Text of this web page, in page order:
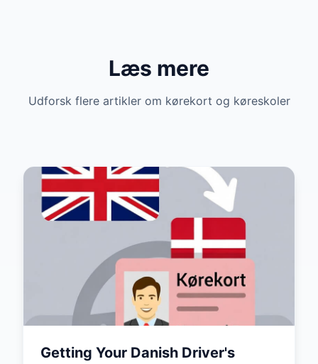
Læs mere
Udforsk flere artikler om kørekort og køreskoler
Getting Your Danish Driver's